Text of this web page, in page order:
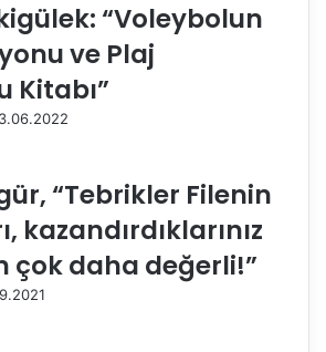
“Voleybolun
ve Plaj
Kitabı”
“Tebrikler Filenin
kazandırdıklarınız
çok daha değerli!”